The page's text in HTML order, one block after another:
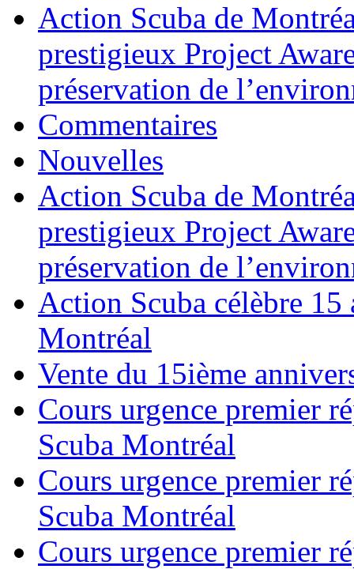
Action Scuba de
prestigieux Project
préservation de
Commentaires
Nouvelles
Action Scuba de
prestigieux Project
préservation de
Action Scuba célèbre 15
Montréal
Vente du 15ième
Cours urgence premier
Scuba Montréal
Cours urgence premier
Scuba Montréal
Cours urgence premier